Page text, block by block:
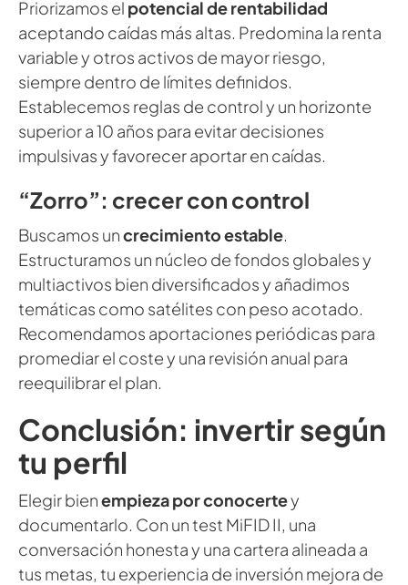
Priorizamos el potencial de rentabilidad
aceptando caídas más altas. Predomina la renta
variable y otros activos de mayor riesgo,
siempre dentro de límites definidos.
Establecemos reglas de control y un horizonte
superior a 10 años para evitar decisiones
impulsivas y favorecer aportar en caídas.
“Zorro”: crecer con control
Buscamos uncrecimiento estable.
Estructuramos un núcleo de fondos globales y
multiactivos bien diversificados y añadimos
temáticas como satélites con peso acotado.
Recomendamos aportaciones periódicas para
promediar el coste y una revisión anual para
reequilibrar el plan.
Conclusión: invertir según
tu perfil
Elegir bienempieza por conocertey
documentarlo. Con un test MiFID II, una
conversación honesta y una cartera alineada a
tus metas, tu experiencia de inversión mejora de